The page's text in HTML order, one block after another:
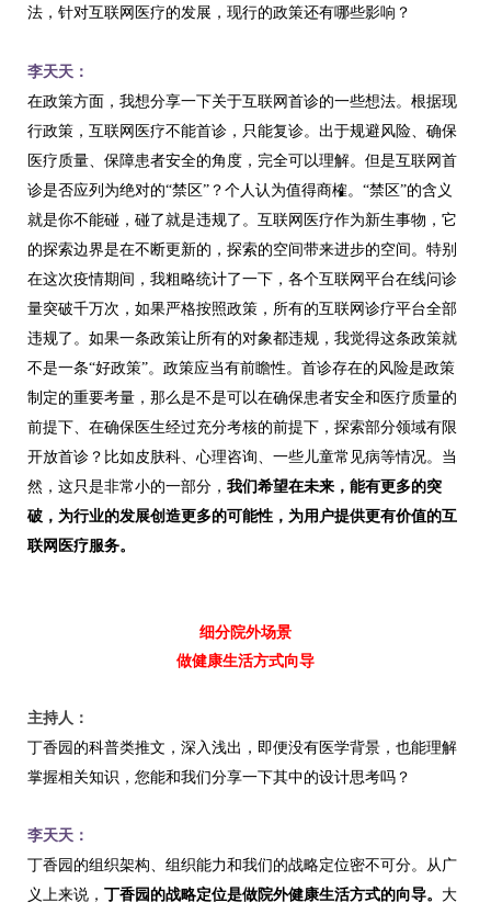
法，针对互联网医疗的发展，现行的政策还有哪些影响？
李天天：
在政策方面，我想分享一下关于互联网首诊的一些想法。根据现
行政策，互联网医疗不能首诊，只能复诊。出于规避风险、确保
医疗质量、保障患者安全的角度，完全可以理解。但是互联网首
诊是否应列为绝对的“禁区”？个人认为值得商榷。“禁区”的含义
就是你不能碰，碰了就是违规了。互联网医疗作为新生事物，它
的探索边界是在不断更新的，探索的空间带来进步的空间。特别
在这次疫情期间，我粗略统计了一下，各个互联网平台在线问诊
量突破千万次，如果严格按照政策，所有的互联网诊疗平台全部
违规了。如果一条政策让所有的对象都违规，我觉得这条政策就
不是一条“好政策”。政策应当有前瞻性。首诊存在的风险是政策
制定的重要考量，那么是不是可以在确保患者安全和医疗质量的
前提下、在确保医生经过充分考核的前提下，探索部分领域有限
开放首诊？比如皮肤科、心理咨询、一些儿童常见病等情况。当
然，这只是非常小的一部分， 我们希望在未来，能有更多的突
破，为行业的发展创造更多的可能性，为用户提供更有价值的互
联网医疗服务。
细分院外场景
做健康生活方式向导
主持人：
丁香园的科普类推文，深入浅出，即便没有医学背景，也能理解
掌握相关知识，您能和我们分享一下其中的设计思考吗？
李天天：
丁香园的组织架构、组织能力和我们的战略定位密不可分。从广
义上来说， 丁香园的战略定位是做院外健康生活方式的向导。 大